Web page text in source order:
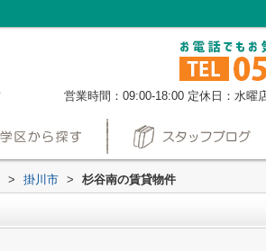
営業時間：09:00-18:00 定休日：水曜
> 掛川市 > 杉谷南の賃貸物件